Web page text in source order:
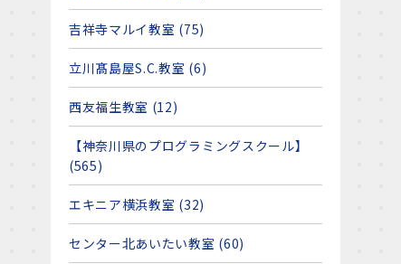
吉祥寺マルイ教室 (75)
立川髙島屋S.C.教室 (6)
西友福生教室 (12)
【神奈川県のプログラミングスクール】
(565)
エキニア横浜教室 (32)
センター北あいたい教室 (60)